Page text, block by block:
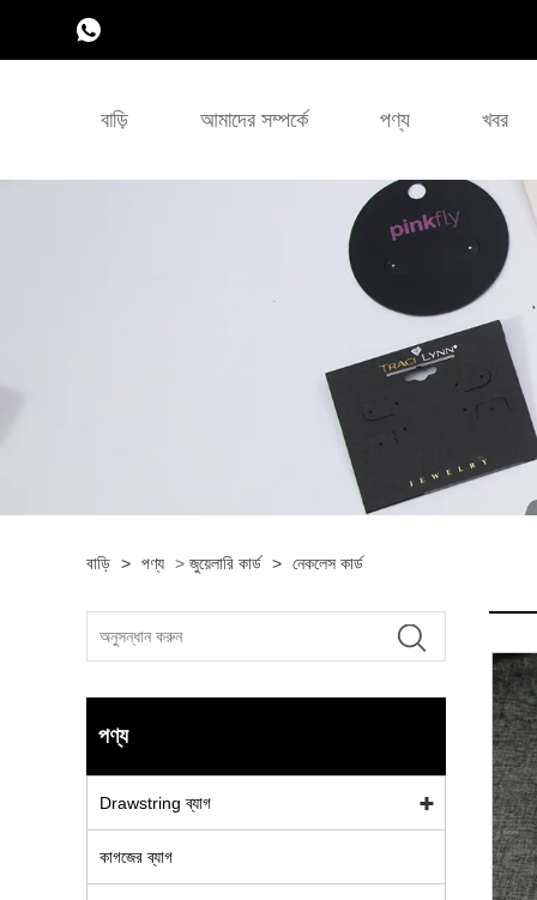
বাড়ি আমাদের সম্পর্কে পণ্য খবর
বাড়ি > পণ্য > জুয়েলারি কার্ড > নেকলেস কার্ড
পণ্য
Drawstring ব্যাগ
কাগজের ব্যাগ